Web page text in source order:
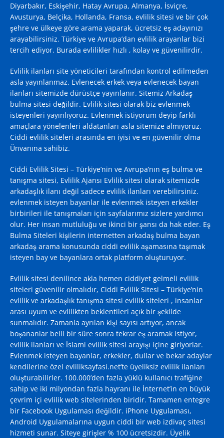
Diyarbakır, Eskişehir, Hatay Avrupa, Almanya, İsviçre,
Avusturya, Belçika, Hollanda, Fransa, evlilik sitesi ve bir çok
şehre ve ülkeye göre arama yaparak, ücretsiz eş adayınızı
arayabilirsiniz. Türkiye ve Avrupa’dan evlilik arayanlar bizi
tercih ediyor. Burada evlilikler hızlı , kolay ve güvenilirdir.
Evlilik ilanları site yöneticileri tarafından kontrol edilmeden
asla yayınlanmaz. Evlenecek erkek veya evlenecek bayan
ilanları sitemizde dürüstçe yayınlanır. Sitemiz Arkadaş
bulma sitesi değildir. Evlilik sitesi olarak biz evlenmek
isteyenleri yayınlıyoruz. Evlenmek istiyorum deyip farklı
amaçlara yönelenleri aldatanları asla sitemize almıyoruz.
Ciddi evlilik siteleri arasında en iyisi ve en güvenilir olma
Ünvanına sahibiz.
Ciddi Evlilik Sitesi – Türkiye’nin ve Avrupa’nın eş bulma ve
tanışma sitesi, Evlilik Ajansı Evlilik sitesi olarak sitemizde
arkadaşlık ilanı değil sadece evlilik ilanları verebilirsiniz.
evlenmek isteyen bayanlar ile evlenmek isteyen erkekler
birbirileri ile tanışmaları için sayfalarımız sizlere yardımcı
olur. Her insan mutluluğu ve ikinci bir şansı da hak eder. Eş
Bulma Siteleri kişilerin internetten arkadaş bulma bayan
arkadaş arama konusunda ciddi evlilik aşamasına taşımak
isteyen bay ve bayanlara ortak platform oluşturuyor.
Evlilik sitesi denilince akla hemen ciddiyet gelmeli evlilik
siteleri güvenilir olmalıdır, Ciddi Evlilik Sitesi – Türkiye’nin
evlilik ve arkadaşlık tanışma sitesi evlilik siteleri , insanlar
arası uyum ve evlilikten beklentileri açık bir şekilde
sunmalıdır. Zamanla ayrılan kişi sayısı artıyor, ancak
boşananlar belli bir süre sonra tekrar eş aramak istiyor,
evlilik ilanları ve İslami evlilik sitesi arayışı içine giriyorlar.
Evlenmek isteyen bayanlar, erkekler, dullar ve bekar adaylar
kendilerine özel evliliksayfasi.net’te üyeliksiz evlilik ilanları
oluşturabilirler. 100.000’den fazla yüklü kullanıcı trafiğine
sahip ve iki milyondan fazla hayranı ile İnternet’in en büyük
çevrim içi evlilik web sitelerinden biridir. Tamamen entegre
bir Facebook Uygulaması değildir. iPhone Uygulaması,
Android Uygulamalarına uygun ciddi bir web izdivaç sitesi
hizmeti sunar. Siteye girişler % 100 ücretsizdir. Üyelik